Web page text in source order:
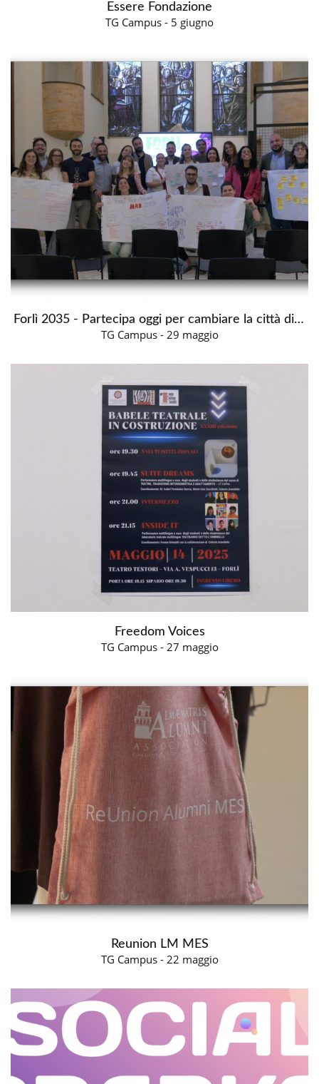
Essere Fondazione
TG Campus - 5 giugno
Forlì 2035 - Partecipa oggi per cambiare la città di domani
TG Campus - 29 maggio
Freedom Voices
TG Campus - 27 maggio
Reunion LM MES
TG Campus - 22 maggio